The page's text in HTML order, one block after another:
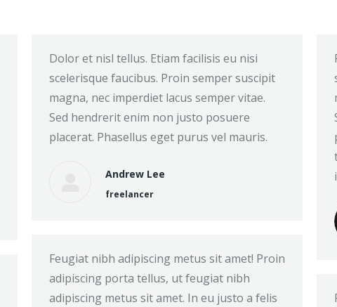
Dolor et nisl tellus. Etiam facilisis eu nisi
scelerisque faucibus. Proin semper suscipit
magna, nec imperdiet lacus semper vitae.
Sed hendrerit enim non justo posuere
placerat. Phasellus eget purus vel mauris.
Andrew Lee
freelancer
Feugiat nibh adipiscing metus sit amet! Proin
adipiscing porta tellus, ut feugiat nibh
adipiscing metus sit amet. In eu justo a felis